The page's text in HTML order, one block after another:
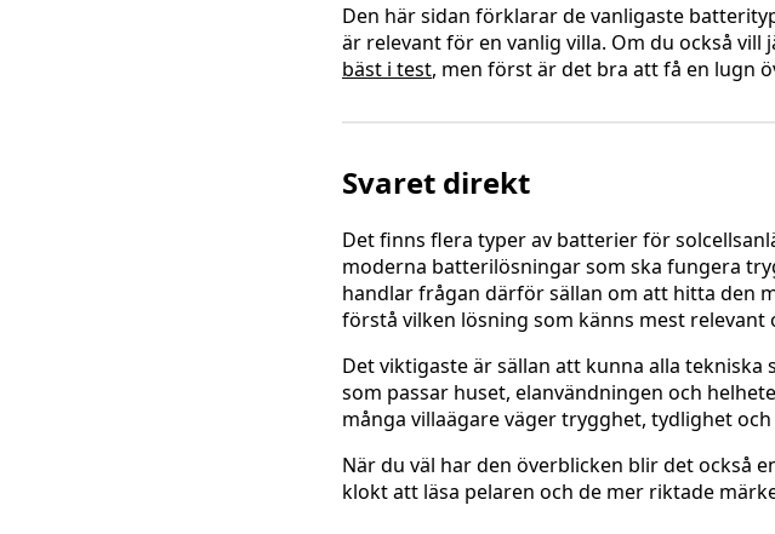
Den här sidan förklarar de vanligaste
är relevant för en vanlig villa. Om du också
bäst i test, men först är det bra att få en lugn
Svaret direkt
Det finns flera typer av batterier för
moderna batterilösningar som ska fungera
handlar frågan därför sällan om att hitta den
förstå vilken lösning som känns mest relevant
Det viktigaste är sällan att kunna alla
som passar huset, elanvändningen och
många villaägare väger trygghet, tydlighet
När du väl har den överblicken blir det också
klokt att läsa pelaren och de mer riktade